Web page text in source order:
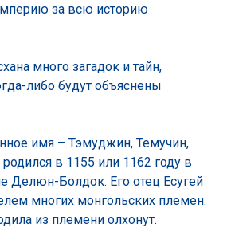
за всю историю
много загадок и тайн,
либо будут объяснены
имя – Тэмуджин, Темучин,
в 1155 или 1162 году в
Делюн-Болдок. Его отец Есугей
многих монгольских племен.
из племени олхонут.